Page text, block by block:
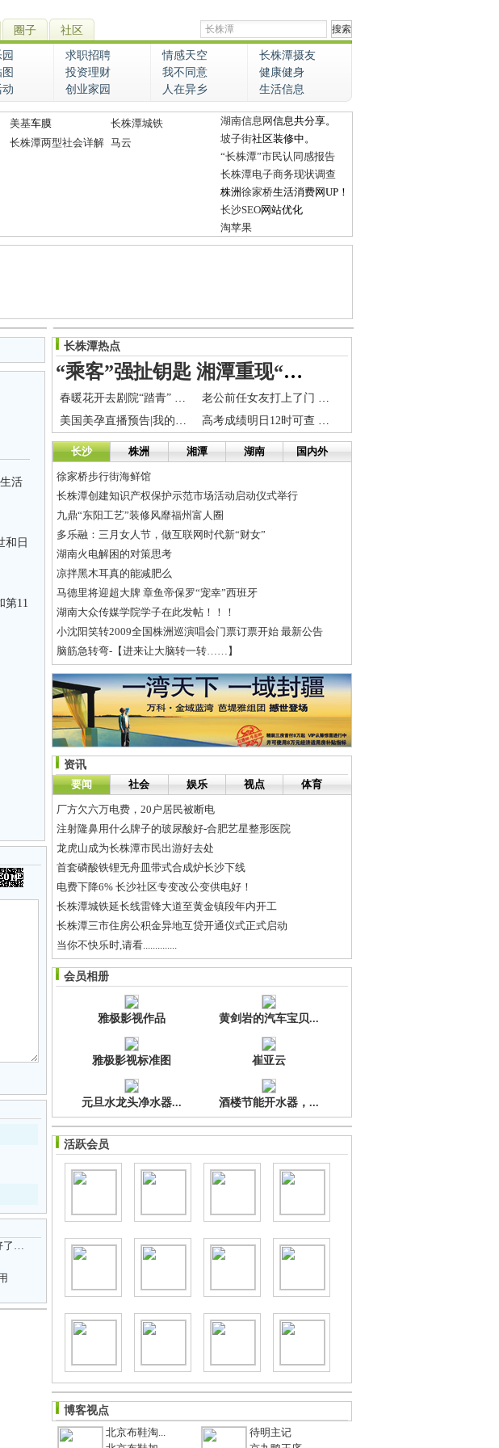
圈子 社区
求职招聘 情感天空
长株潭摄友
投资理财 我不同意
健康健身
创业家园 人在异乡 生活信息
美基车膜
长株潭城铁
长株潭两型社会详解 马云
湖南信息网信息共分享。
坡子街社区装修中。
“长株潭”市民认同感报告
长株潭电子商务现状调查
株洲徐家桥生活消费网UP！
长沙SEO网站优化
淘苹果
活
和日
第11
哦
长株潭热点
“乘客”强扯钥匙 湘潭重现“钓鱼执法”？(
春暖花开去剧院“踏青” 艺术家演绎12场音乐盛典
老公前任女友打上了门 长沙女子被骚扰恐吓2年不断
美国美孕直播预告|我的孩子可以代孕吗？
高考成绩明日12时可查 同时公布各批次分数线
长沙 株洲 湘潭 湖南 国内外
徐家桥步行街海鲜馆
长株潭创建知识产权保护示范市场活动启动仪式举行
九鼎“东阳工艺”装修风靡福州富人圈
多乐融：三月女人节，做互联网时代新“财女”
湖南火电解困的对策思考
凉拌黑木耳真的能减肥么
马德里将迎超大牌 章鱼帝保罗“宠幸”西班牙
湖南大众传媒学院学子在此发帖！！！
小沈阳笑转2009全国株洲巡演唱会门票订票开始 最新公告
脑筋急转弯-【进来让大脑转一转……】
资讯
要闻
社会 娱乐 视点 体育
厂方欠六万电费，20户居民被断电
注射隆鼻用什么牌子的玻尿酸好-合肥艺星整形医院
龙虎山成为长株潭市民出游好去处
首套磷酸铁锂无舟皿带式合成炉长沙下线
电费下降6% 长沙社区专变改公变供电好！
长株潭城铁延长线雷锋大道至黄金镇段年内开工
长株潭三市住房公积金异地互贷开通仪式正式启动
当你不快乐时,请看..............
<官方票务代理>2009纵贯线长沙演唱会门票订票电话0731-86751972...
当有人说你长的丑
会员相册
雅极影视作品 黄剑岩的汽车宝贝...
雅极影视标准图 崔亚云
元旦水龙头净水器... 酒楼节能开水器，...
活跃会员
博客视点
北京布鞋淘...
待明主记